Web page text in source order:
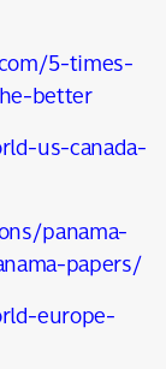
5-times-
better
us-canada-
panama-
papers/
europe-